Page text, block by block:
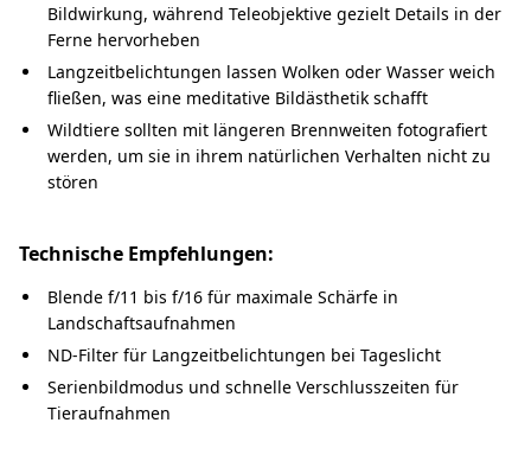
Bildwirkung, während Teleobjektive gezielt Details in der
Ferne hervorheben
Langzeitbelichtungen lassen Wolken oder Wasser weich
fließen, was eine meditative Bildästhetik schafft
Wildtiere sollten mit längeren Brennweiten fotografiert
werden, um sie in ihrem natürlichen Verhalten nicht zu
stören
Technische Empfehlungen:
Blende f/11 bis f/16 für maximale Schärfe in
Landschaftsaufnahmen
ND-Filter für Langzeitbelichtungen bei Tageslicht
Serienbildmodus und schnelle Verschlusszeiten für
Tieraufnahmen